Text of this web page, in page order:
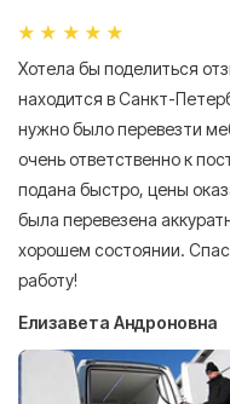
Хотела бы поделиться
находится в Санкт-
нужно было перевезти
очень ответственно к
подана быстро, цены
была перевезена
хорошем состоянии.
работу!
Елизавета Андроновна